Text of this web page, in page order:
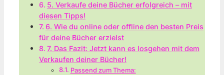
5. Verkaufe deine Bücher erfolgreich – mit
diesen Tipps!
6. Wie du online oder offline den besten Preis
für deine Bücher erzielst
7. Das Fazit: Jetzt kann es losgehen mit dem
Verkaufen deiner Bücher!
Passend zum Thema: